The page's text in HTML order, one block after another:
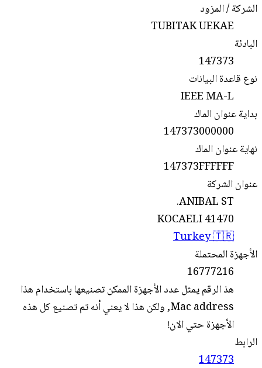
الشركة / المزود
TUBITAK UEKAE
البادئة
147373
نوع قاعدة البيانات
IEEE MA-L
بداية عنوان الماك
147373000000
نهاية عنوان الماك
147373FFFFFF
عنوان الشركة
ANIBAL ST.
KOCAELI 41470
Turkey 🇹🇷
الأجهزة المحتملة
16777216
هذ الرقم يمثل عدد الأجهزة الممكن تصنيعها باستخدام هذا
Mac address, ولكن هذا لا يعني أنه تم تصنيع كل هذه
الأجهزة حتي الان!
الرابط
147373